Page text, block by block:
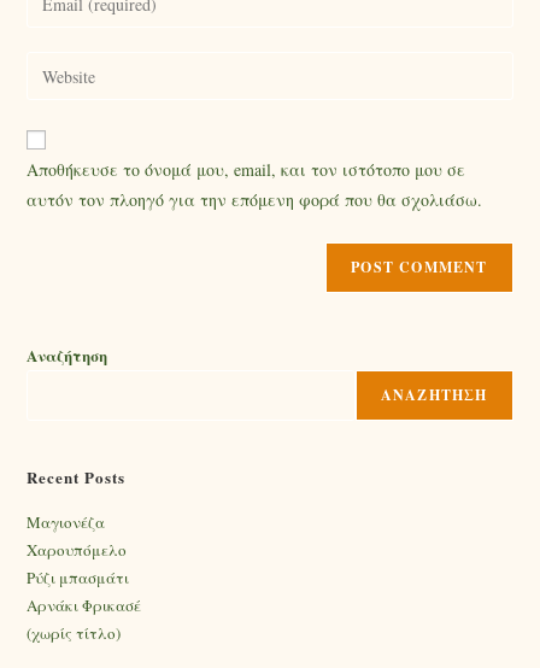
Αποθήκευσε το όνομά μου, email, και τον ιστότοπο μου σε
αυτόν τον πλοηγό για την επόμενη φορά που θα σχολιάσω.
Αναζήτηση
ΑΝΑΖΉΤΗΣΗ
Recent Posts
Mαγιονέζα
Χαρουπόμελο
Ρύζι μπασμάτι
Αρνάκι Φρικασέ
(χωρίς τίτλο)